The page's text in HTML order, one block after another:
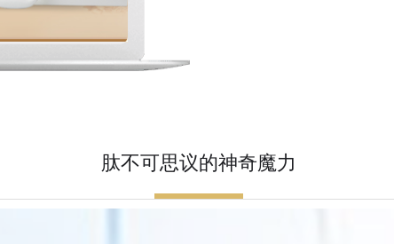
肽不可思议的神奇魔力